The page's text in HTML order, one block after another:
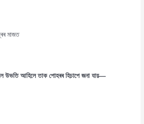
মাজত
উভতি আহিলে তাক পোহৰৰ হিচাপে জনা যায়—